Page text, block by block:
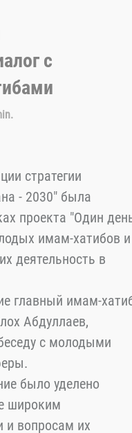
с
стратегии
- 2030" была
проекта "Один
имам-хатибов и